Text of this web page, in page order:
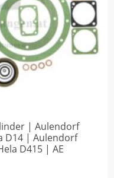
| Aulendorf
D14 | Aulendorf
D415 | AE